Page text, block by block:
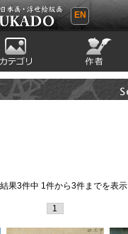
本画・浮世
EN
テゴリ 絵師
果3件中 1件から3件までを表示
1